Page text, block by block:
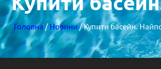
Головна / Новини/ Купити басейн.